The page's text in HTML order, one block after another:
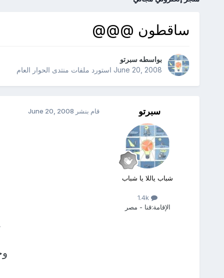
ساقطون @@@
بواسطه سبرتو
June 20, 2008استورد ملفات منتدى الحوار العام
سبرتو
شباب ياللا يا شباب
1.4k
الإقامة:قنا - مصر
قام بنشر June 20, 2008